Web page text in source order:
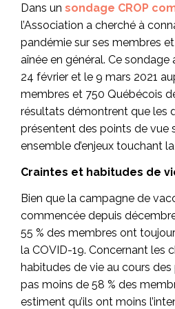
Dans un sondage CROP
l’Association a cherché à
pandémie sur ses membres
aînée en général. Ce sondage
24 février et le 9 mars 2021
membres et 750 Québécois
résultats démontrent que les
présentent des points de vue
ensemble d’enjeux touchant
Craintes et habitudes de
Bien que la campagne de
commencée depuis décembre
55 % des membres ont
la COVID-19. Concernant les
habitudes de vie au cours des
pas moins de 58 % des
estiment qu’ils ont moins